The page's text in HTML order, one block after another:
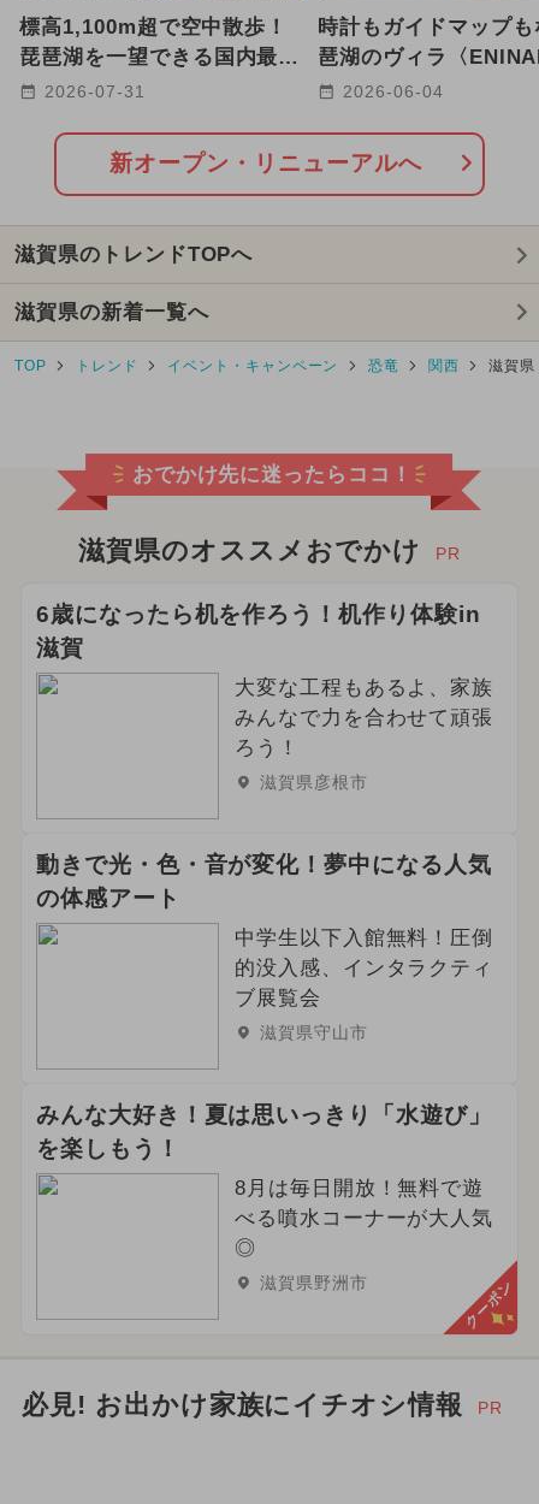
2024年7月のイベント
2024年12月のイベント 日帰り
2026年6月のイベント
2026年4月のイベント
2026年5月のイベント
2026年3月のイベント
2025年3月のイベント
2025年1月のイベント
2025年5月のイベント
2025年4月のイベント
2025年9月のイベント
2025年12月のイベント
2025年10月のイベント
イルミネーション
2025年7月のイベント
2024年10月のイベント
2024年6月のイベント
2024年2月のイベント
2024年4月のイベント
2025年6月のイベント
2024年5月のイベント
標高1,100m超で空中散歩！
琵琶湖を一望できる国内最長
220mの絶景吊り橋が開通
2026-07-31
時計もガイドマップ
琶湖のヴィラ〈
が滋賀・大津市に
2026-06-04
新オープン・リニューアルへ
滋賀県のトレンドTOPへ
滋賀県の新着一覧へ
TOP トレンド イベント・キャンペーン 恐竜 関西 滋賀県
おでかけ先に迷ったらココ！
滋賀県のオススメおでかけ PR
6歳になったら机を作ろう！机作り体験in
滋賀
大変な工程もあるよ、家族
みんなで力を合わせて頑張
ろう！
滋賀県彦根市
動きで光・色・音が変化！夢中になる人気
の体感アート
中学生以下入館無料！圧倒
的没入感、インタラクティ
ブ展覧会
滋賀県守山市
みんな大好き！夏は思いっきり「水遊び」
を楽しもう！
8月は毎日開放！無料で遊
べる噴水コーナーが大人気
◎
滋賀県野洲市 クーポン
必見! お出かけ家族にイチオシ情報 PR